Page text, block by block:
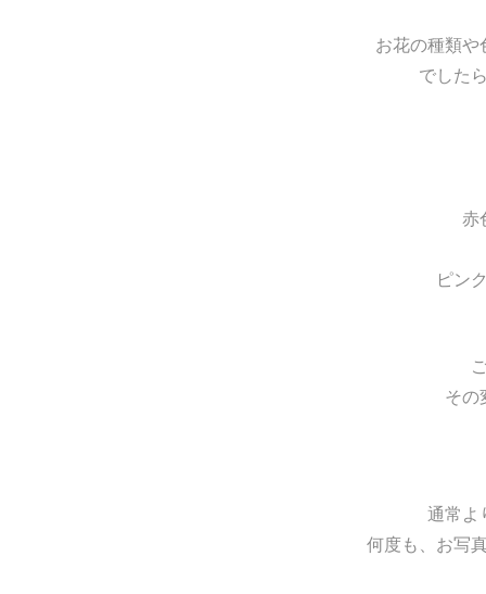
お花の種類
でした
赤
ピン
その
通常よ
何度も、お写